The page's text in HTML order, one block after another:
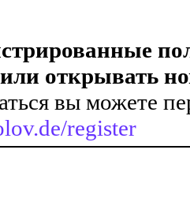
открывать
вы можете
register